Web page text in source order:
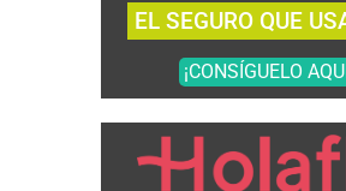
EL SEGURO QUE
¡CONSÍGUELO